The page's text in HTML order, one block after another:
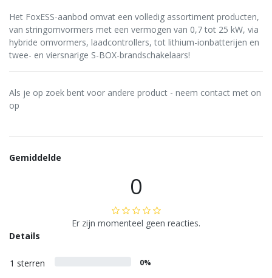
Het FoxESS-aanbod omvat een volledig assortiment producten,
van stringomvormers met een vermogen van 0,7 tot 25 kW, via
hybride omvormers, laadcontrollers, tot lithium-ionbatterijen en
twee- en viersnarige S-BOX-brandschakelaars!
Als je op zoek bent voor andere product - neem contact met on
op
Gemiddelde
0
Er zijn momenteel geen reacties.
Details
1 sterren 0%